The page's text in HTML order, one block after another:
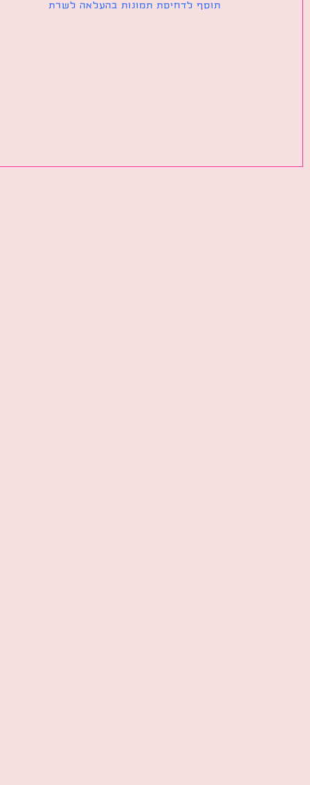
תוסף לדחיסת תמונות בהעלאה לשרת